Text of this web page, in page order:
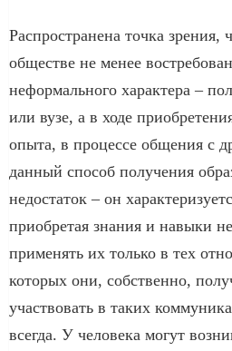
Распространена точка зрения,
обществе не менее
неформального характера –
или вузе, а в ходе
опыта, в процессе общения с
данный способ получения
недостаток – он
приобретая знания и навыки
применять их только в тех
которых они, собственно,
участвовать в таких
всегда. У человека могут